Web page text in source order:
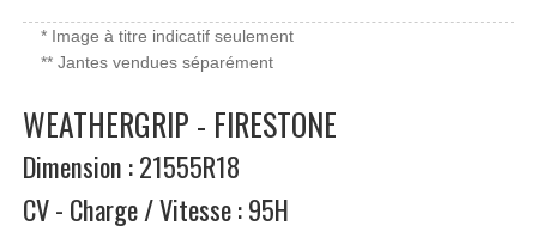
* Image à titre indicatif seulement
** Jantes vendues séparément
WEATHERGRIP - FIRESTONE
Dimension : 21555R18
CV - Charge / Vitesse : 95H